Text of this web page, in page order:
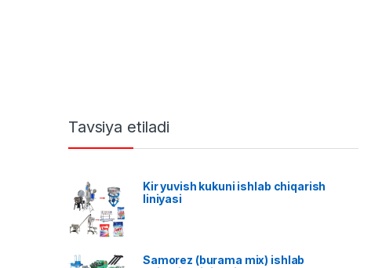
Tavsiya etiladi
Kir yuvish kukuni ishlab chiqarish
liniyasi
Samorez (burama mix) ishlab